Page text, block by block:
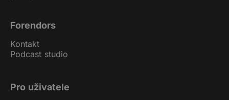
Forendors
Kontakt
Podcast studio
Pro uživatele